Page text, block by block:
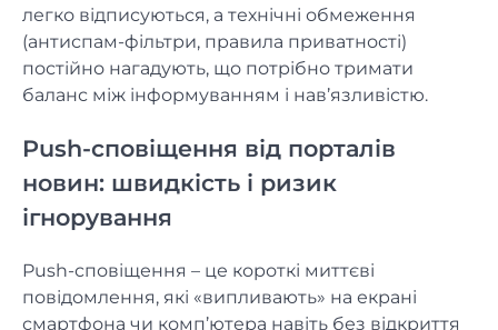
легко відписуються, а технічні обмеження
(антиспам-фільтри, правила приватності)
постійно нагадують, що потрібно тримати
баланс між інформуванням і нав’язливістю.
Push-сповіщення від порталів
новин: швидкість і ризик
ігнорування
Push-сповіщення – це короткі миттєві
повідомлення, які «випливають» на екрані
смартфона чи комп’ютера навіть без відкриття